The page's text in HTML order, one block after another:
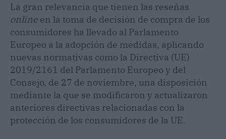
La gran relevancia que tienen las reseñas
online en la toma de decisión de compra de los
consumidores ha llevado al Parlamento
Europeo a la adopción de medidas, aplicando
nuevas normativas como la Directiva (UE)
2019/2161 del Parlamento Europeo y del
Consejo, de 27 de noviembre, una disposición
mediante la que se modificaron y actualizaron
anteriores directivas relacionadas con la
protección de los consumidores de la UE.